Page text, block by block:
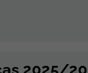
2025/